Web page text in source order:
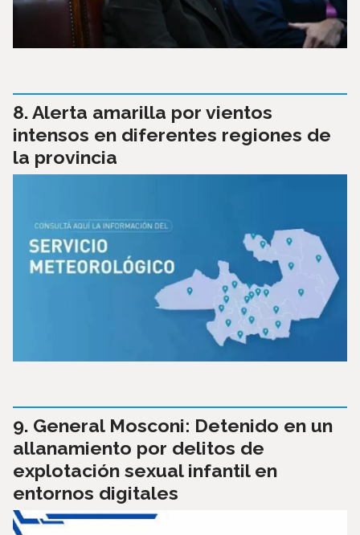
Alerta amarilla por vientos
intensos en diferentes regiones de
la provincia
General Mosconi: Detenido en un
allanamiento por delitos de
explotación sexual infantil en
entornos digitales